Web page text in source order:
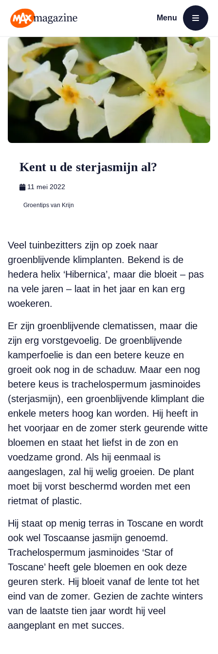
Menu
Open menu
Kent u de sterjasmijn al?
11 mei 2022
Groentips van Krijn
Veel tuinbezitters zijn op zoek naar
groenblijvende klimplanten. Bekend is de
hedera helix ‘Hibernica’, maar die bloeit – pas
na vele jaren – laat in het jaar en kan erg
woekeren.
Er zijn groenblijvende clematissen, maar die
zijn erg vorstgevoelig. De groenblijvende
kamperfoelie is dan een betere keuze en
groeit ook nog in de schaduw. Maar een nog
betere keus is trachelospermum jasminoides
(sterjasmijn), een groenblijvende klimplant die
enkele meters hoog kan worden. Hij heeft in
het voorjaar en de zomer sterk geurende witte
bloemen en staat het liefst in de zon en
voedzame grond. Als hij eenmaal is
aangeslagen, zal hij welig groeien. De plant
moet bij vorst beschermd worden met een
rietmat of plastic.
Hij staat op menig terras in Toscane en wordt
ook wel Toscaanse jasmijn genoemd.
Trachelospermum jasminoides ‘Star of
Toscane’ heeft gele bloemen en ook deze
geuren sterk. Hij bloeit vanaf de lente tot het
eind van de zomer. Gezien de zachte winters
van de laatste tien jaar wordt hij veel
aangeplant en met succes.